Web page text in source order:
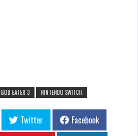
GOD EATER 3 NINTENDO SWITCH
Twitter
Facebook